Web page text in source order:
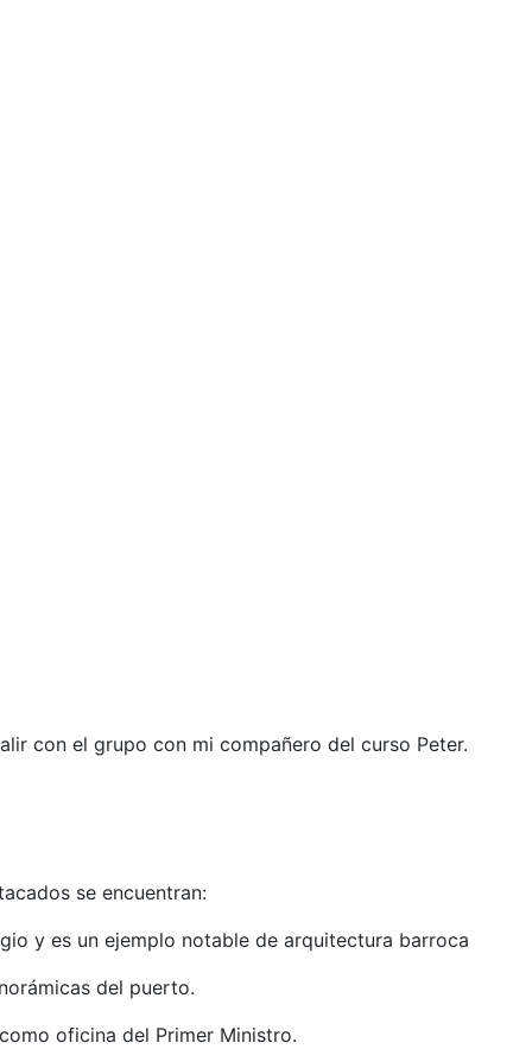
con el grupo con mi compañero del curso Peter.
se encuentran:​
y es un ejemplo notable de arquitectura barroca
del puerto.
oficina del Primer Ministro.